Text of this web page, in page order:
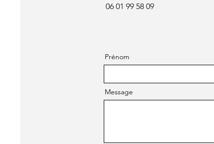
06 01 99 58 09
Prénom
Message